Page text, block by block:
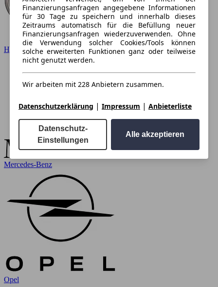
Hyundai
Mercedes-Benz
Opel
Finanzierungsanfragen angegebene Informationen
für 30 Tage zu speichern und innerhalb dieses
Zeitraums automatisch für die Befüllung neuer
Finanzierungsanfragen wiederzuverwenden. Ohne
die Verwendung solcher Cookies/Tools können
solche erweiterten Funktionen ganz oder teilweise
nicht genutzt werden.
Wir arbeiten mit 228 Anbietern zusammen.
Datenschutzerklärung | Impressum | Anbieterliste
Datenschutz-
Einstellungen
Alle akzeptieren